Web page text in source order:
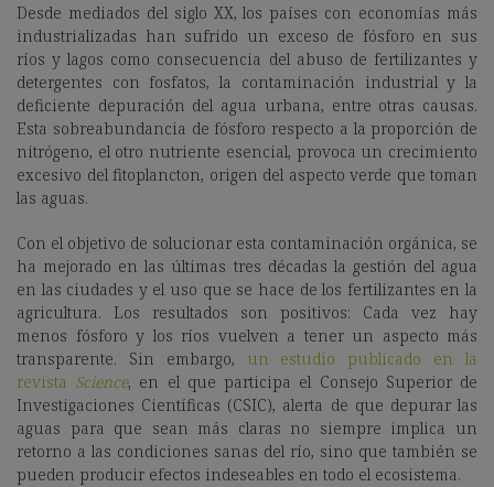
Desde mediados del siglo XX, los países con economías más
industrializadas han sufrido un exceso de fósforo en sus
ríos y lagos como consecuencia del abuso de fertilizantes y
detergentes con fosfatos, la contaminación industrial y la
deficiente depuración del agua urbana, entre otras causas.
Esta sobreabundancia de fósforo respecto a la proporción de
nitrógeno, el otro nutriente esencial, provoca un crecimiento
excesivo del fitoplancton, origen del aspecto verde que toman
las aguas.
Con el objetivo de solucionar esta contaminación orgánica, se
ha mejorado en las últimas tres décadas la gestión del agua
en las ciudades y el uso que se hace de los fertilizantes en la
agricultura. Los resultados son positivos: Cada vez hay
menos fósforo y los ríos vuelven a tener un aspecto más
transparente. Sin embargo,
un estudio publicado en la
revista Science, en el que participa el Consejo Superior de
Investigaciones Científicas (CSIC), alerta de que depurar las
aguas para que sean más claras no siempre implica un
retorno a las condiciones sanas del río, sino que también se
pueden producir efectos indeseables en todo el ecosistema.